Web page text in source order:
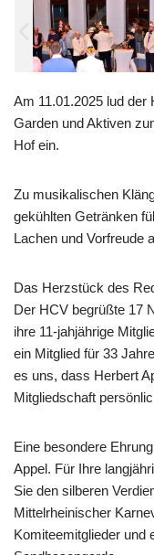
Am 11.01.2025 lud der
Garden und Aktiven
Hof ein.
Zu musikalischen
gekühlten Getränken
Lachen und Vorfreude
Das Herzstück des
Der HCV begrüßte 17
ihre 11-jahjährige
ein Mitglied für 33
es uns, dass Herbert
Mitgliedschaft
Eine besondere
Appel. Für Ihre
Sie den silberen
Mittelrheinischer
Komiteemitglieder und